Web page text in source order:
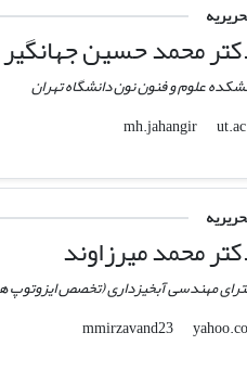
محمد حسین جهانگیر
علوم و فنون نون دانشگاه تهران
محمد میرزاوند
مهندسی آبخیزداری (تخصص